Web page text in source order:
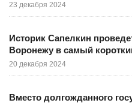
23 декабря 2024
Историк Сапелкин
Воронежу в самый
20 декабря 2024
Вместо долгожданного